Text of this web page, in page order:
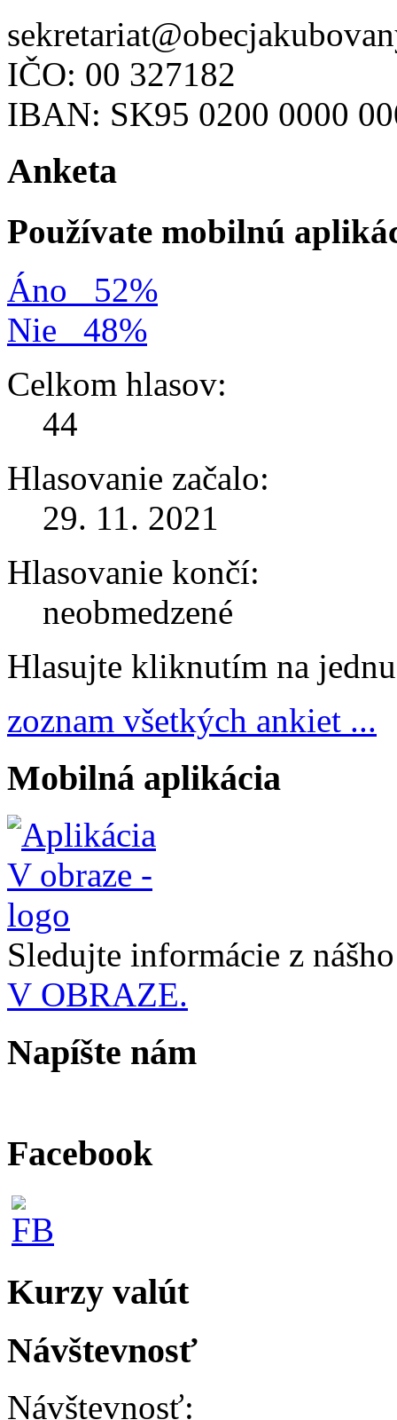
IČO: 00 327182
IBAN: SK95 0200 0000
Anketa
Používate mobilnú
Áno
52%
Nie
48%
Celkom hlasov:
44
Hlasovanie začalo:
29. 11. 2021
Hlasovanie končí:
neobmedzené
Hlasujte kliknutím na
zoznam všetkých ankiet ...
Mobilná aplikácia
Sledujte informácie z
V OBRAZE.
Napíšte nám
Facebook
Kurzy valút
Návštevnosť
Návštevnosť: